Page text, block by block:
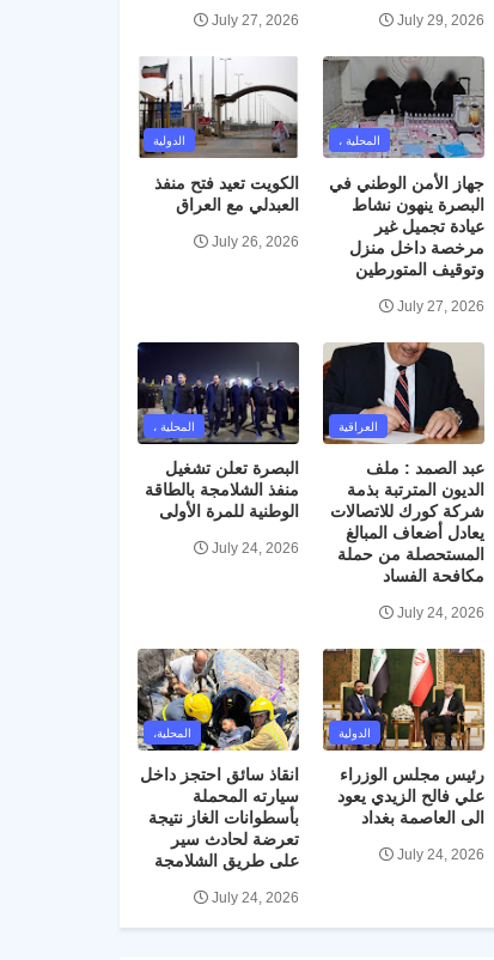
July 29, 2026
July 27, 2026
المحلية ،
جهاز الأمن الوطني في
البصرة ينهون نشاط
عيادة تجميل غير
مرخصة داخل منزل
وتوقيف المتورطين
July 27, 2026
الدولية
الكويت تعيد فتح منفذ
العبدلي مع العراق
July 26, 2026
العراقية
عبد الصمد : ملف
الديون المترتبة بذمة
شركة كورك للاتصالات
يعادل أضعاف المبالغ
المستحصلة من حملة
مكافحة الفساد
July 24, 2026
المحلية ،
البصرة تعلن تشغيل
منفذ الشلامجة بالطاقة
الوطنية للمرة الأولى
July 24, 2026
الدولية
رئيس مجلس الوزراء
علي فالح الزيدي يعود
الى العاصمة بغداد
July 24, 2026
المحلية،
انقاذ سائق احتجز داخل
سيارته المحملة
بأسطوانات الغاز نتيجة
تعرضة لحادث سير
على طريق الشلامجة
July 24, 2026